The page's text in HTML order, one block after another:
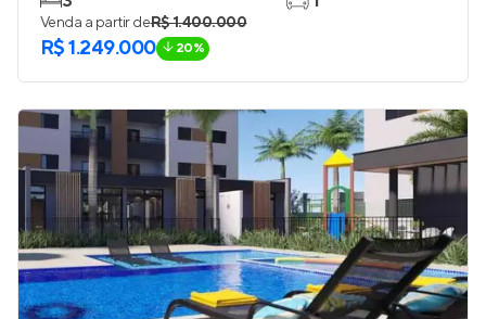
Venda a partir deR$ 1.400.000
R$ 1.249.000 20%